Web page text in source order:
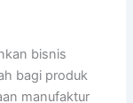
bisnis
bagi produk
manufaktur